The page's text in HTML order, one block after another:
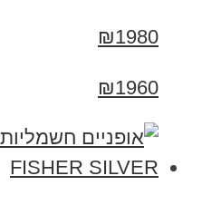
₪1980
₪1960